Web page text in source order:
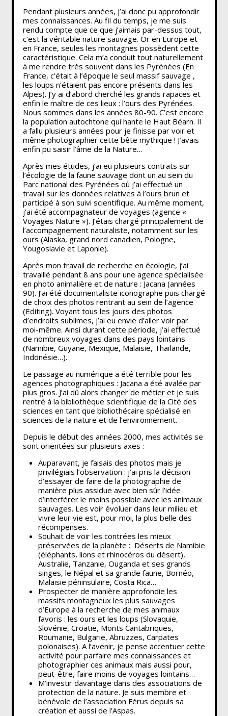
Pendant plusieurs années, j’ai donc pu approfondir
mes connaissances. Au fil du temps, je me suis
rendu compte que ce que j’aimais par-dessus tout,
c’est la véritable nature sauvage. Or en Europe et
en France, seules les montagnes possèdent cette
caractéristique. Cela m’a conduit tout naturellement
à me rendre très souvent dans les Pyrénées (En
France, c’était à l’époque le seul massif sauvage ,
les loups n’étaient pas encore présents dans les
Alpes). J’y ai d’abord cherché les grands rapaces et
enfin le maître de ces lieux : l’ours des Pyrénées.
Nous sommes dans les années 80-90. C’est encore
la population autochtone qui hante le Haut Béarn. Il
a fallu plusieurs années pour je finisse par voir et
même photographier cette bête mythique ! J’avais
enfin pu saisir l’âme de la Nature…
Après mes études, j’ai eu plusieurs contrats sur
l’écologie de la faune sauvage dont un au sein du
Parc national des Pyrénées où j’ai effectué un
travail sur les données relatives à l’ours brun et
participé à son suivi scientifique. Au même moment,
j’ai été accompagnateur de voyages (agence «
Voyages Nature »). J’étais chargé principalement de
l’accompagnement naturaliste, notamment sur les
ours (Alaska, grand nord canadien, Pologne,
Yougoslavie et Laponie).
Après mon travail de recherche en écologie, j’ai
travaillé pendant 8 ans pour une agence spécialisée
en photo animalière et de nature : Jacana (années
90). J’ai été documentaliste iconographe puis chargé
de choix des photos rentrant au sein de l’agence
(Editing). Voyant tous les jours des photos
d’endroits sublimes, j’ai eu envie d’aller voir par
moi-même. Ainsi durant cette période, j’ai effectué
de nombreux voyages dans des pays lointains
(Namibie, Guyane, Mexique, Malaisie, Thaïlande,
Indonésie…).
Le passage au numérique a été terrible pour les
agences photographiques : Jacana a été avalée par
plus gros. J’ai dû alors changer de métier et je suis
rentré à la bibliothèque scientifique de la Cité des
sciences en tant que bibliothécaire spécialisé en
sciences de la nature et de l’environnement.
Depuis le début des années 2000, mes activités se
sont orientées sur plusieurs axes :
Auparavant, je faisais des photos mais je
privilégiais l’observation : j’ai pris la décision
d’essayer de faire de la photographie de
manière plus assidue avec bien sûr l’idée
d’interférer le moins possible avec les animaux
sauvages. Les voir évoluer dans leur milieu et
vivre leur vie est, pour moi, la plus belle des
récompenses.
Souhait de voir les contrées les mieux
préservées de la planète : Déserts de Namibie
(éléphants, lions et rhinocéros du désert),
Australie, Tanzanie, Ouganda et ses grands
singes, le Népal et sa grande faune, Bornéo,
Malaisie péninsulaire, Costa Rica…
Prospecter de manière approfondie les
massifs montagneux les plus sauvages
d’Europe à la recherche de mes animaux
favoris : les ours et les loups (Slovaquie,
Slovénie, Croatie, Monts Cantabriques,
Roumanie, Bulgarie, Abruzzes, Carpates
polonaises). A l’avenir, je pense accentuer cette
activité pour parfaire mes connaissances et
photographier ces animaux mais aussi pour,
peut-être, faire moins de voyages lointains…
M’investir davantage dans des associations de
protection de la nature. Je suis membre et
bénévole de l’association Férus depuis sa
création et aussi de l’Aspas.